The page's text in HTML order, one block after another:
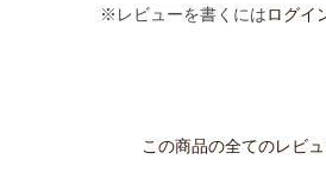
※レビューを書くにはログイ
この商品の全てのレビ